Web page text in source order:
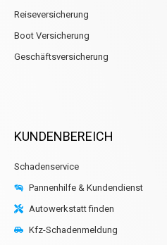
Reiseversicherung
Boot Versicherung
Geschäftsversicherung
KUNDENBEREICH
Schadenservice
Pannenhilfe & Kundendienst
Autowerkstatt finden
Kfz-Schadenmeldung